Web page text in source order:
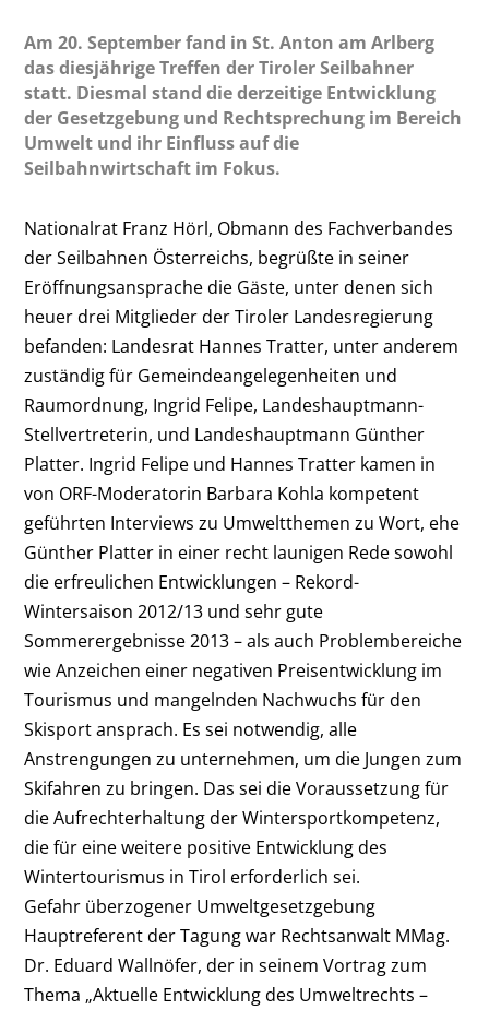
Am 20. September fand in St. Anton am Arlberg
das diesjährige Treffen der Tiroler Seilbahner
statt. Diesmal stand die derzeitige Entwicklung
der Gesetzgebung und Rechtsprechung im Bereich
Umwelt und ihr Einfluss auf die
Seilbahnwirtschaft im Fokus.
Nationalrat Franz Hörl, Obmann des Fachverbandes
der Seilbahnen Österreichs, begrüßte in seiner
Eröffnungsansprache die Gäste, unter denen sich
heuer drei Mitglieder der Tiroler Landesregierung
befanden: Landesrat Hannes Tratter, unter anderem
zuständig für Gemeindeangelegenheiten und
Raumordnung, Ingrid Felipe, Landeshauptmann-
Stellvertreterin, und Landeshauptmann Günther
Platter. Ingrid Felipe und Hannes Tratter kamen in
von ORF-Moderatorin Barbara Kohla kompetent
geführten Interviews zu Umweltthemen zu Wort, ehe
Günther Platter in einer recht launigen Rede sowohl
die erfreulichen Entwicklungen – Rekord-
Wintersaison 2012/13 und sehr gute
Sommerergebnisse 2013 – als auch Problembereiche
wie Anzeichen einer negativen Preisentwicklung im
Tourismus und mangelnden Nachwuchs für den
Skisport ansprach. Es sei notwendig, alle
Anstrengungen zu unternehmen, um die Jungen zum
Skifahren zu bringen. Das sei die Voraussetzung für
die Aufrechterhaltung der Wintersportkompetenz,
die für eine weitere positive Entwicklung des
Wintertourismus in Tirol erforderlich sei.
Gefahr überzogener Umweltgesetzgebung
Hauptreferent der Tagung war Rechtsanwalt MMag.
Dr. Eduard Wallnöfer, der in seinem Vortrag zum
Thema „Aktuelle Entwicklung des Umweltrechts –